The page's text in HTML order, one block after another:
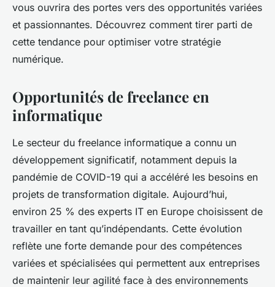
vous ouvrira des portes vers des opportunités variées
et passionnantes. Découvrez comment tirer parti de
cette tendance pour optimiser votre stratégie
numérique.
Opportunités de freelance en
informatique
Le secteur du freelance informatique a connu un
développement significatif, notamment depuis la
pandémie de COVID-19 qui a accéléré les besoins en
projets de transformation digitale. Aujourd’hui,
environ 25 % des experts IT en Europe choisissent de
travailler en tant qu’indépendants. Cette évolution
reflète une forte demande pour des compétences
variées et spécialisées qui permettent aux entreprises
de maintenir leur agilité face à des environnements